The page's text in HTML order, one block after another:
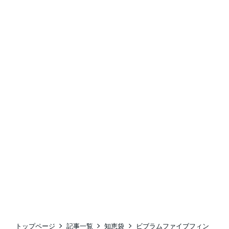
トップページ 記事一覧 知恵袋 ビブラムファイブフィン